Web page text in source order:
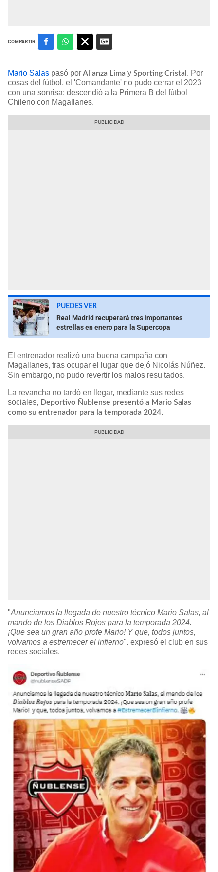
COMPARTIR
Mario Salas pasó porAlianza Lima y Sporting Cristal . Por
cosas del fútbol, el 'Comandante' no pudo cerrar el 2023
con una sonrisa: descendió a la Primera B del fútbol
Chileno con Magallanes.
PUEDES VER
Real Madrid recuperará tres importantes
estrellas en enero para la Supercopa
El entrenador realizó una buena campaña con
Magallanes, tras ocupar el lugar que dejó Nicolás Núñez.
Sin embargo, no pudo revertir los malos resultados.
La revancha no tardó en llegar, mediante sus redes
sociales, Deportivo Ñublense presentó a Mario Salas
como su entrenador para la temporada 2024.
"Anunciamos la llegada de nuestro técnico Mario Salas, al
mando de los Diablos Rojos para la temporada 2024.
¡Que sea un gran año profe Mario! Y que, todos juntos,
volvamos a estremecer el infierno", expresó el club en sus
redes sociales.